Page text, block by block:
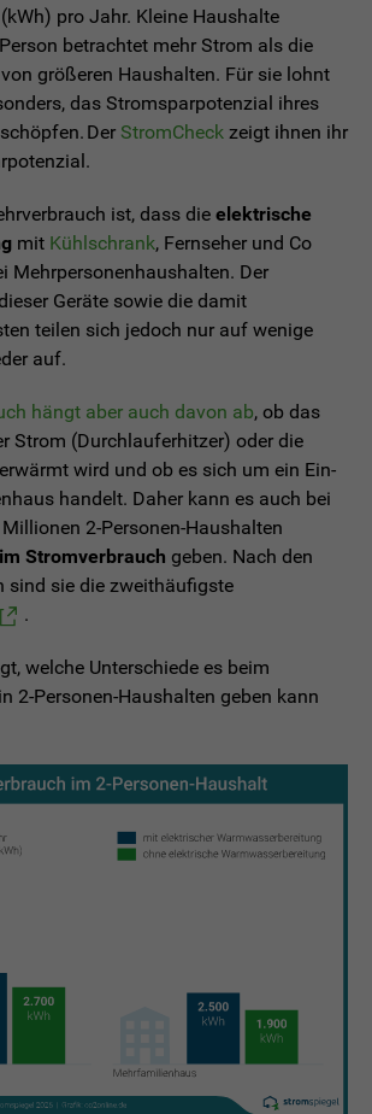
(kWh) pro Jahr. Kleine Haushalte
betrachtet mehr Strom als die
größeren Haushalten. Für sie lohnt
das Stromsparpotenzial ihres
Der StromCheck zeigt ihnen ihr
ist, dass die elektrische
mit Kühlschrank, Fernseher und Co
Mehrpersonenhaushalten. Der
Geräte sowie die damit
teilen sich jedoch nur auf wenige
auf.
hängt aber auch davon ab, ob das
Strom (Durchlauferhitzer) oder die
wird und ob es sich um ein Ein-
handelt. Daher kann es auch bei
2-Personen-Haushalten
Stromverbrauch geben. Nach den
sind sie die zweithäufigste
.
welche Unterschiede es beim
2-Personen-Haushalten geben kann